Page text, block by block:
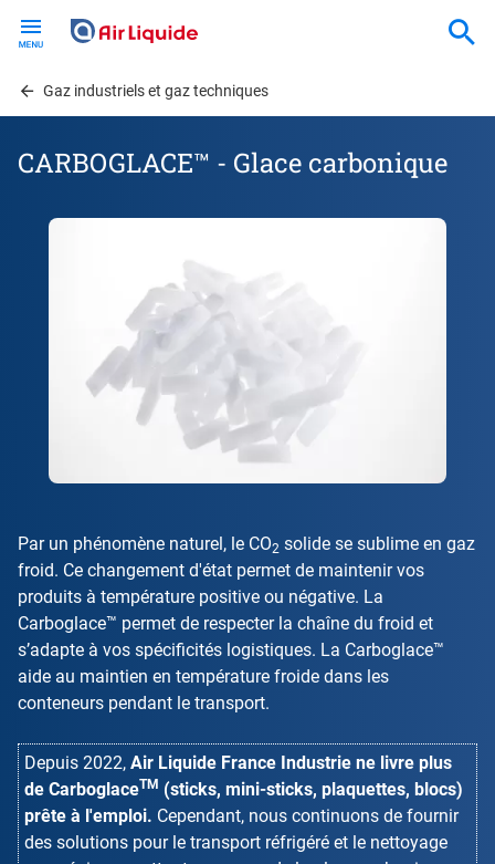
contentGaz industriels et gaz techniques
CARBOGLACE™ - Glace carbonique
Par un phénomène naturel, le CO2 solide se sublime en gaz
froid. Ce changement d'état permet de maintenir vos
produits à température positive ou négative. La
Carboglace™ permet de respecter la chaîne du froid et
s’adapte à vos spécificités logistiques. La Carboglace™
aide au maintien en température froide dans les
conteneurs pendant le transport.
Depuis 2022, Air Liquide France Industrie ne livre plus
de CarboglaceTM (sticks, mini-sticks, plaquettes, blocs)
prête à l'emploi. Cependant, nous continuons de fournir
des solutions pour le transport réfrigéré et le nettoyage